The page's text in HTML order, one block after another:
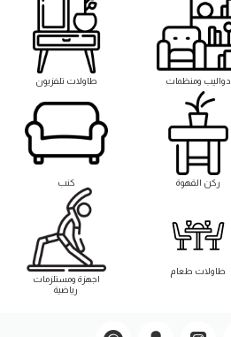
دواليب ومنظمات طاولات تلفزيون
ركن القهوة كنب
طاوﻻت طعام
اجهزة ومستلزمات
رياضية